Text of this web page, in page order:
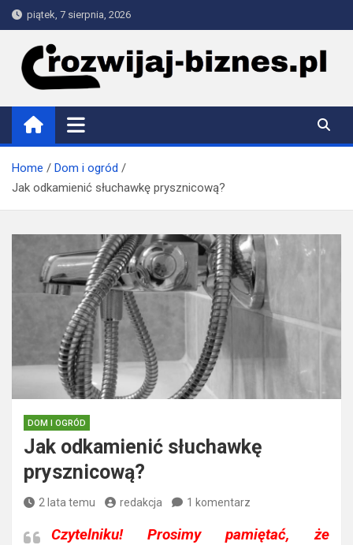
Skip
to
content
piątek, 7 sierpnia, 2026
rozwijaj-biznes.pl
Home
Dom i ogród
Jak odkamienić słuchawkę prysznicową?
DOM I OGRÓD
Jak odkamienić słuchawkę
prysznicową?
2 lata temu redakcja 1 komentarz
Czytelniku!Prosimy pamiętać, że